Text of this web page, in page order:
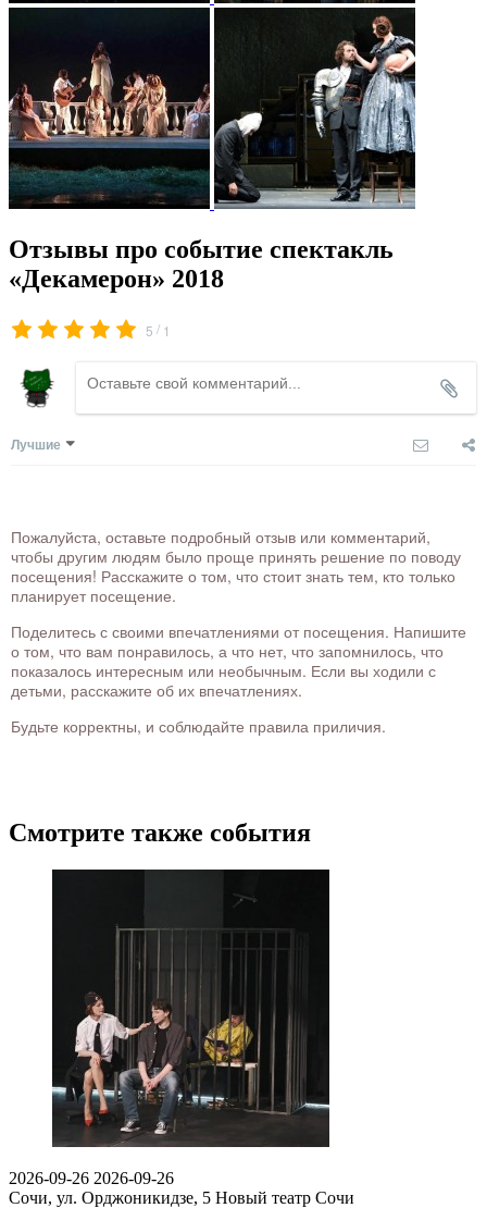
Отзывы про событие спектакль
«Декамерон» 2018
5 / 1
Лучшие
Пожалуйста, оставьте подробный отзыв или комментарий,
чтобы другим людям было проще принять решение по поводу
посещения! Расскажите о том, что стоит знать тем, кто только
планирует посещение.
Поделитесь с своими впечатлениями от посещения. Напишите
о том, что вам понравилось, а что нет, что запомнилось, что
показалось интересным или необычным. Если вы ходили с
детьми, расскажите об их впечатлениях.
Будьте корректны, и соблюдайте правила приличия.
Смотрите также события
2026-09-26 2026-09-26
Сочи, ул. Орджоникидзе, 5 Новый театр Сочи